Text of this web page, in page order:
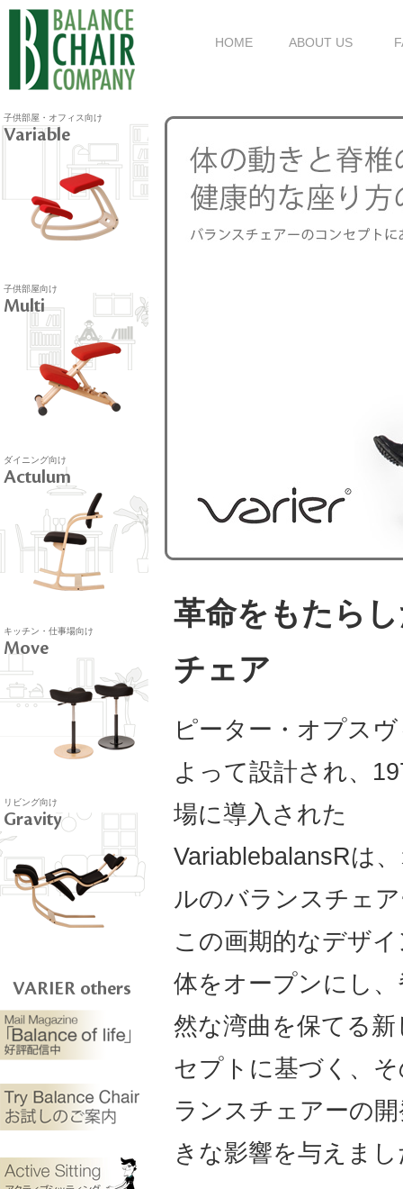
HOME ABOUT US
革命をもたら
チェア
ピーター・オプス
よって設計され、
場に導入された
VariablebalansRは
ルのバランスチェ
この画期的なデザ
体をオープンにし
然な湾曲を保てる
セプトに基づく、
ランスチェアーの
きな影響を与えま
子供部屋・オフィス向け
Variable
子供部屋向け
Multi
ダイニング向け
Actulum
キッチン・仕事場向け
Move
リビング向け
Gravity
VARIER others